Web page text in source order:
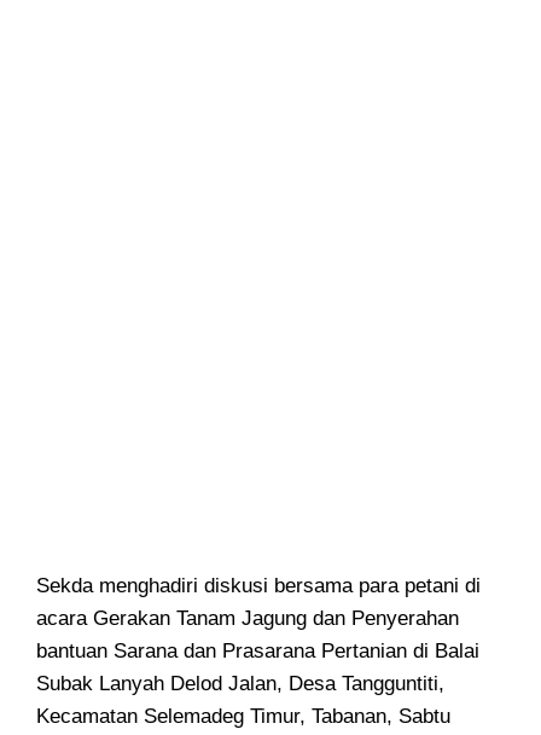
Sekda menghadiri diskusi bersama para petani di
acara Gerakan Tanam Jagung dan Penyerahan
bantuan Sarana dan Prasarana Pertanian di Balai
Subak Lanyah Delod Jalan, Desa Tangguntiti,
Kecamatan Selemadeg Timur, Tabanan, Sabtu